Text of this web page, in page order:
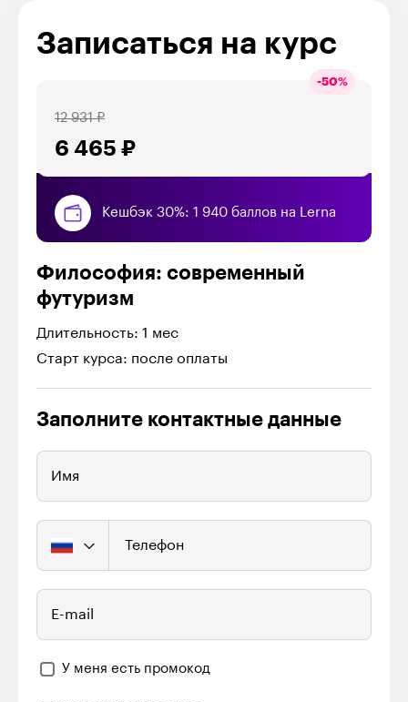
Записаться на курс
-50%
6 465 ₽
12 931 ₽
Кешбэк 30%: 1 940 баллов на Lerna
Философия: современный
футуризм
Длительность: 1 мес
Старт курса: после оплаты
Заполните контактные данные
Имя
Телефон
E-mail
У меня есть промокод